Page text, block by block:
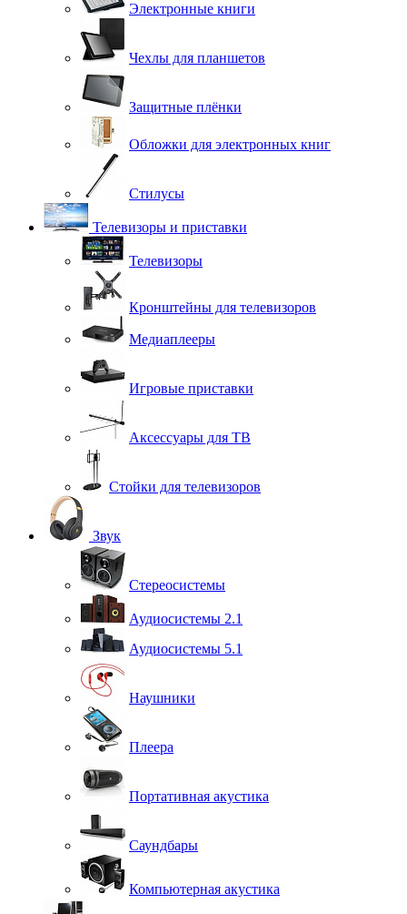
Электронные книги
Чехлы для планшетов
Защитные плёнки
Обложки для электронных книг
Стилусы
Телевизоры и приставки
Телевизоры
Кронштейны для телевизоров
Медиаплееры
Игровые приставки
Аксессуары для ТВ
Стойки для телевизоров
Звук
Стереосистемы
Аудиосистемы 2.1
Аудиосистемы 5.1
Наушники
Плеера
Портативная акустика
Саундбары
Компьютерная акустика